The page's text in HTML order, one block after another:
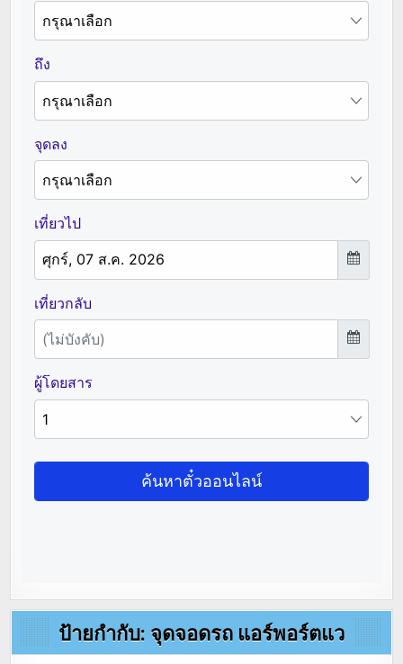
ป้ายกำกับ: จุดจอดรถ แอร์พอร์ตแว